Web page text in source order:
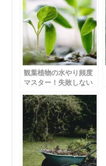
観葉植物の水やり頻度
マスター！失敗しない
ム紹介